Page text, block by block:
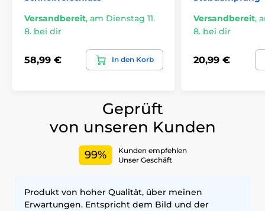
Versandbereit, am Dienstag 11.
8. bei dir
58,99 € In den Korb
Versandbereit,
8. bei dir
20,99 €
Geprüft
von unseren Kunden
99%
Kunden empfehlen
Unser Geschäft
Produkt von hoher Qualität, über meinen
Erwartungen. Entspricht dem Bild und der